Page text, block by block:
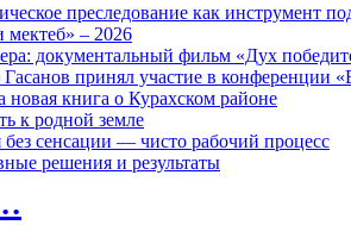
преследование как инструмент
мектеб» – 2026
документальный фильм «Дух
принял участие в конференции
новая книга о Курахском районе
к родной земле
без сенсации — чисто рабочий процесс
решения и результаты